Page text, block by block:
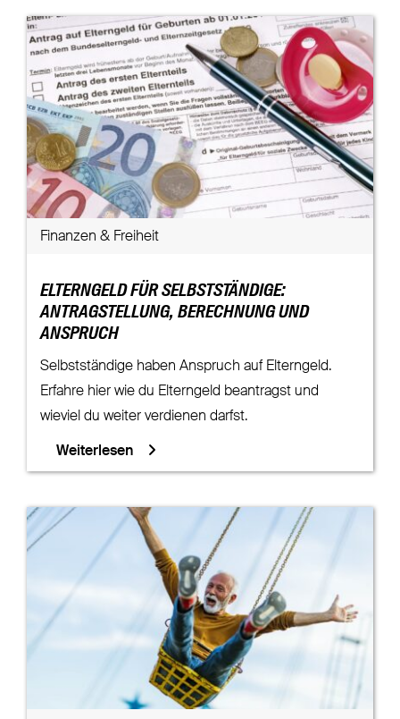
Finanzen & Freiheit
ELTERNGELD FÜR SELBSTSTÄNDIGE:
ANTRAGSTELLUNG, BERECHNUNG UND
ANSPRUCH
Selbstständige haben Anspruch auf Elterngeld.
Erfahre hier wie du Elterngeld beantragst und
wieviel du weiter verdienen darfst.
Weiterlesen